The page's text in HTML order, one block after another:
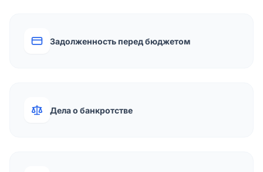
Задолженность перед бюджетом
Дела о банкротстве